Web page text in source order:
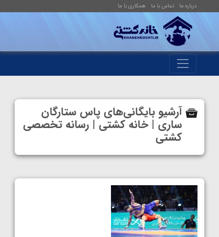
درباره ما تماس با ما همکاری با ما
آرشیو بایگانی‌های پاس ستارگان
ساری | خانه کشتی | رسانه تخصصی
کشتی